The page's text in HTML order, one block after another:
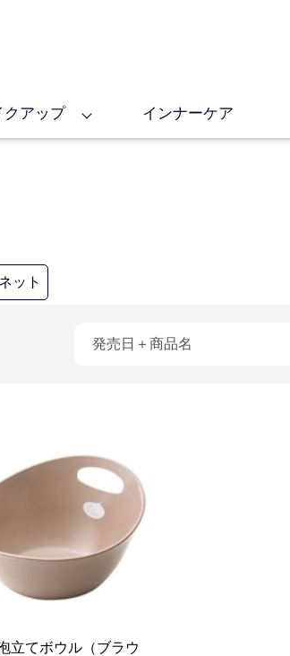
クアップ インナーケア
ネット
発売日＋商品名
立てボウル（ブラウ